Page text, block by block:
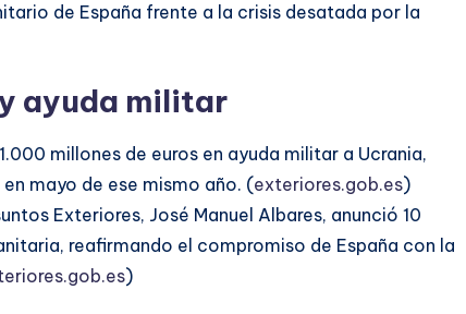
de España frente a la crisis desatada por la
ayuda militar
millones de euros en ayuda militar a Ucrania,
mayo de ese mismo año. (exteriores.gob.es)
Exteriores, José Manuel Albares, anunció 10
reafirmando el compromiso de España con la
)